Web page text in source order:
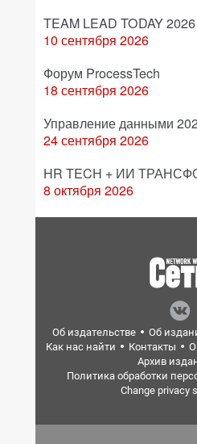
TEAM LEAD TODAY 2026
10 сентября 2026
Форум ProcessTech
18 сентября 2026
Управление данными
24 сентября 2026
HR TECH + ИИ
8 октября 2026
Об издательстве Об
Как нас найти
Контакты О
Архив
Политика обработки
Change privacy